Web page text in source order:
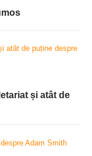
și atât de